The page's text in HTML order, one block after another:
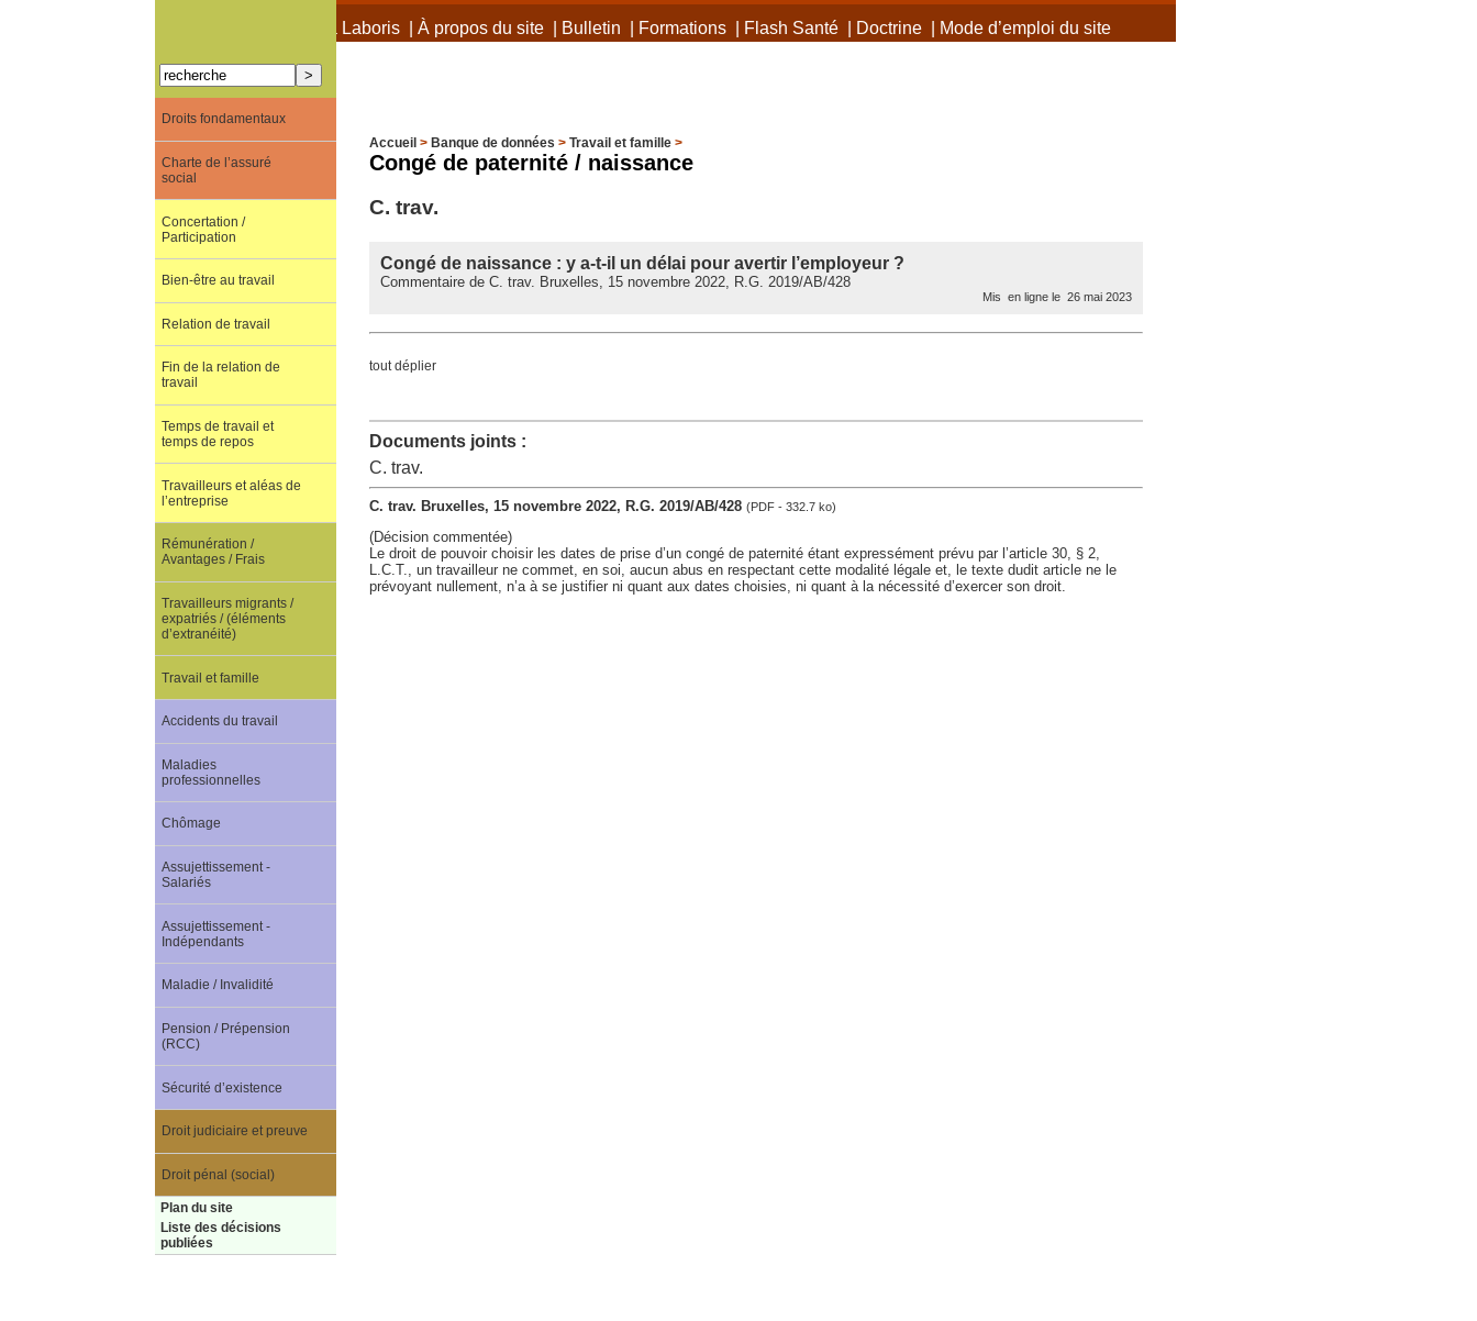
À propos de Terra Laboris| À propos du site| Bulletin Formations| Flash Santé| Doctrine| Mode d’emploi du site
Accueil > Banque de données > Travail et famille>
Congé de paternité / naissance
C. trav.
Congé de naissance : y a-t-il un délai pour avertir l’employeur ?
Commentaire de C. trav. Bruxelles, 15 novembre 2022, R.G. 2019/AB/428
Mis en ligne le 26 mai 2023
tout déplier
Documents joints :
C. trav.
C. trav. Bruxelles, 15 novembre 2022, R.G. 2019/AB/428 (PDF - 332.7 ko)
(Décision commentée)
Le droit de pouvoir choisir les dates de prise d’un congé de paternité étant expressément prévu par l’article 30, § 2,
L.C.T., un travailleur ne commet, en soi, aucun abus en respectant cette modalité légale et, le texte dudit article ne le
prévoyant nullement, n’a à se justifier ni quant aux dates choisies, ni quant à la nécessité d’exercer son droit.
Droits fondamentaux
Charte de l’assuré
social
Concertation /
Participation
Bien-être au travail
Relation de travail
Fin de la relation de
travail
Temps de travail et
temps de repos
Travailleurs et aléas de
l’entreprise
Rémunération /
Avantages / Frais
Travailleurs migrants /
expatriés / (éléments
d’extranéité)
Travail et famille
Accidents du travail
Maladies
professionnelles
Chômage
Assujettissement -
Salariés
Assujettissement -
Indépendants
Maladie / Invalidité
Pension / Prépension
(RCC)
Sécurité d’existence
Droit judiciaire et preuve
Droit pénal (social)
Plan du site
Liste des décisions
publiées